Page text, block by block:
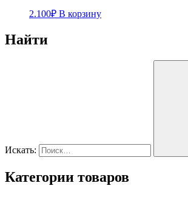
2.100₽ В корзину
Найти
Искать:
Категории товаров